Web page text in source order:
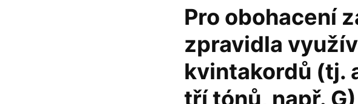
Pro obohacení
zpravidla
kvintakordů (tj.
tří tónů, např.